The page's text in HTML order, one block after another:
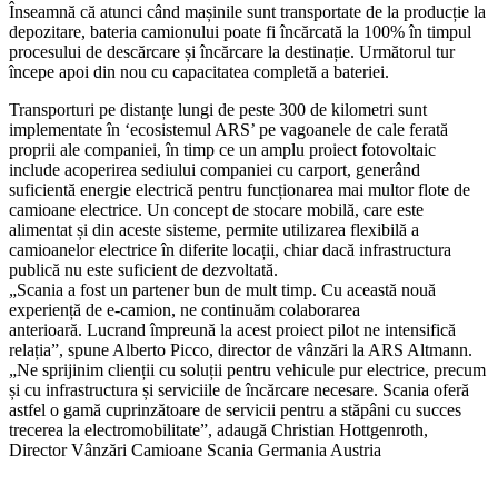
Înseamnă că atunci când mașinile sunt transportate de la producție la
depozitare, bateria camionului poate fi încărcată la 100% în timpul
procesului de descărcare și încărcare la destinație. Următorul tur
începe apoi din nou cu capacitatea completă a bateriei.
Transporturi pe distanțe lungi de peste 300 de kilometri sunt
implementate în ‘ecosistemul ARS’ pe vagoanele de cale ferată
proprii ale companiei, în timp ce un amplu proiect fotovoltaic
include acoperirea sediului companiei cu carport, generând
suficientă energie electrică pentru funcționarea mai multor flote de
camioane electrice. Un concept de stocare mobilă, care este
alimentat și din aceste sisteme, permite utilizarea flexibilă a
camioanelor electrice în diferite locații, chiar dacă infrastructura
publică nu este suficient de dezvoltată.
„Scania a fost un partener bun de mult timp. Cu această nouă
experiență de e-camion, ne continuăm colaborarea
anterioară. Lucrand împreună la acest proiect pilot ne intensifică
relația”, spune Alberto Picco, director de vânzări la ARS Altmann.
„Ne sprijinim clienții cu soluții pentru vehicule pur electrice, precum
și cu infrastructura și serviciile de încărcare necesare. Scania oferă
astfel o gamă cuprinzătoare de servicii pentru a stăpâni cu succes
trecerea la electromobilitate”, adaugă Christian Hottgenroth,
Director Vânzări Camioane Scania Germania Austria